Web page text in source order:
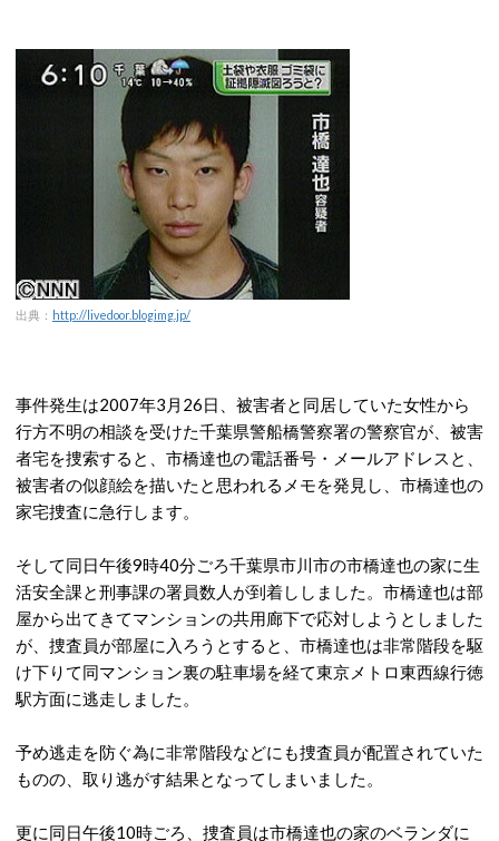
出典： http://livedoor.blogimg.jp/
事件発生は2007年3月26日、被害者と同居していた女性から
行方不明の相談を受けた千葉県警船橋警察署の警察官が、被害
者宅を捜索すると、市橋達也の電話番号・メールアドレスと、
被害者の似顔絵を描いたと思われるメモを発見し、市橋達也の
家宅捜査に急行します。
そして同日午後9時40分ごろ千葉県市川市の市橋達也の家に生
活安全課と刑事課の署員数人が到着ししました。市橋達也は部
屋から出てきてマンションの共用廊下で応対しようとしました
が、捜査員が部屋に入ろうとすると、市橋達也は非常階段を駆
け下りて同マンション裏の駐車場を経て東京メトロ東西線行徳
駅方面に逃走しました。
予め逃走を防ぐ為に非常階段などにも捜査員が配置されていた
ものの、取り逃がす結果となってしまいました。
更に同日午後10時ごろ、捜査員は市橋達也の家のベランダに